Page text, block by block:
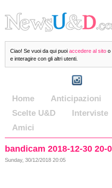
Ciao! Se vuoi da qui puoi accedere al sito o
e interagire con gli altri utenti.
Home Anticipazioni
Scelte U&D
Interviste
Amici
bandicam 2018-12-30 20-
Sunday, 30/12/2018 20:05